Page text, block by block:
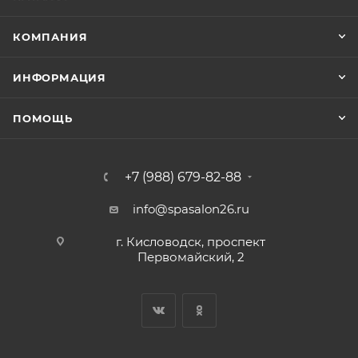
КОМПАНИЯ
ИНФОРМАЦИЯ
ПОМОЩЬ
+7 (988) 679-82-88
info@spasalon26.ru
г. Кисловодск, проспект
Первомайский, 2